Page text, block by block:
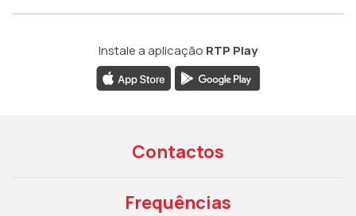
Instale a aplicação RTP Play
Contactos
Frequências